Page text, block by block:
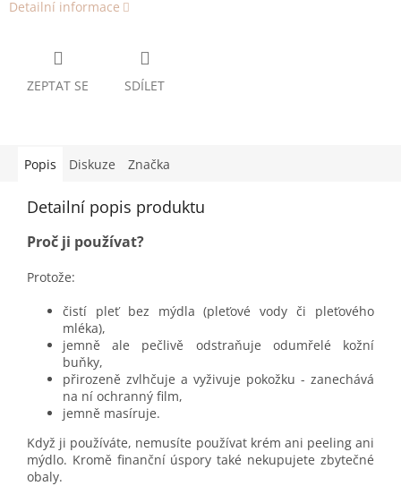
Detailní informace
ZEPTAT SE SDÍLET
Popis Diskuze Značka
Detailní popis produktu
Proč ji používat?
Protože:
čistí pleť bez mýdla (pleťové vody či pleťového
mléka),
jemně ale pečlivě odstraňuje odumřelé kožní
buňky,
přirozeně zvlhčuje a vyživuje pokožku - zanechává
na ní ochranný film,
jemně masíruje.
Když ji používáte, nemusíte používat krém ani peeling ani
mýdlo. Kromě finanční úspory také nekupujete zbytečné
obaly.